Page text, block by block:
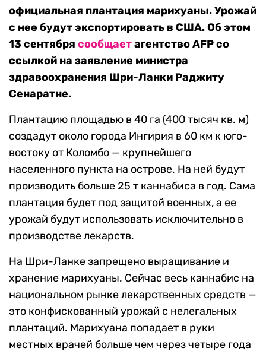
официальная плантация марихуаны. Урожай
с нее будут экспортировать в США. Об этом
13 сентября сообщаетагентство AFP со
ссылкой на заявление министра
здравоохранения Шри-Ланки Раджиту
Сенаратне.
Плантацию площадью в 40 га (400 тысяч кв. м)
создадут около города Ингирия в 60 км к юго-
востоку от Коломбо — крупнейшего
населенного пункта на острове. На ней будут
производить больше 25 т каннабиса в год. Сама
плантация будет под защитой военных, а ее
урожай будут использовать исключительно в
производстве лекарств.
На Шри-Ланке запрещено выращивание и
хранение марихуаны. Сейчас весь каннабис на
национальном рынке лекарственных средств —
это конфискованный урожай с нелегальных
плантаций. Марихуана попадает в руки
местных врачей больше чем через четыре года